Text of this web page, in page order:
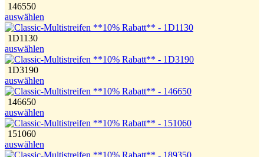
146550
auswählen
1D1130
auswählen
1D3190
auswählen
146650
auswählen
151060
auswählen